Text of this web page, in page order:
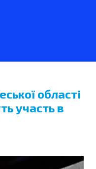
області
участь в